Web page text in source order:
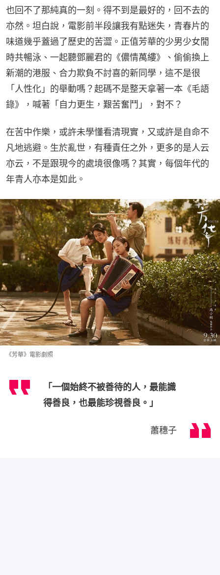
也回不了那純真的一刻。得不到是最好的，回不去的
亦然。坦白說，電影前半段讓我有點迷失，青春片的
味道幾乎蓋過了歷史的苦澀。正值芳華的少男少女閒
時共暢泳、一起聽鄧麗君的《儂情萬縷》、偷偷換上
新潮的港服、合力欺負不討喜的新同學，這不是很
「人性化」的舉動嗎？起碼不是整天拿著一本《毛語
錄》，喊著「自力更生，艱苦奮鬥」，對不？
在苦中作樂，或許未學懂看清現實，又或許是自命不
凡地逃避。生於亂世，有種責任之外，更多的是人云
亦云，不是跟現今的處境很像嗎？其實，每個年代的
年青人亦本是如此。
《芳華》電影劇照
「一個始終不被善待的人，最能識
得善良，也最能珍視善良。」
蕭穗子